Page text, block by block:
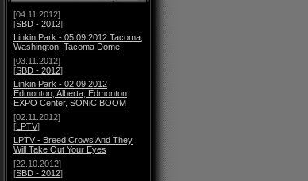
[04.11.2012]
[SBD - 2012]
Linkin Park - 05.09.2012 Tacoma,
Washington, Tacoma Dome
[03.11.2012]
[SBD - 2012]
Linkin Park - 02.09.2012
Edmonton, Alberta, Edmonton
EXPO Center, SONiC BOOM
[02.11.2012]
[LPTV]
LPTV - Breed Crows And They
Will Take Out Your Eyes
[22.10.2012]
[SBD - 2012]